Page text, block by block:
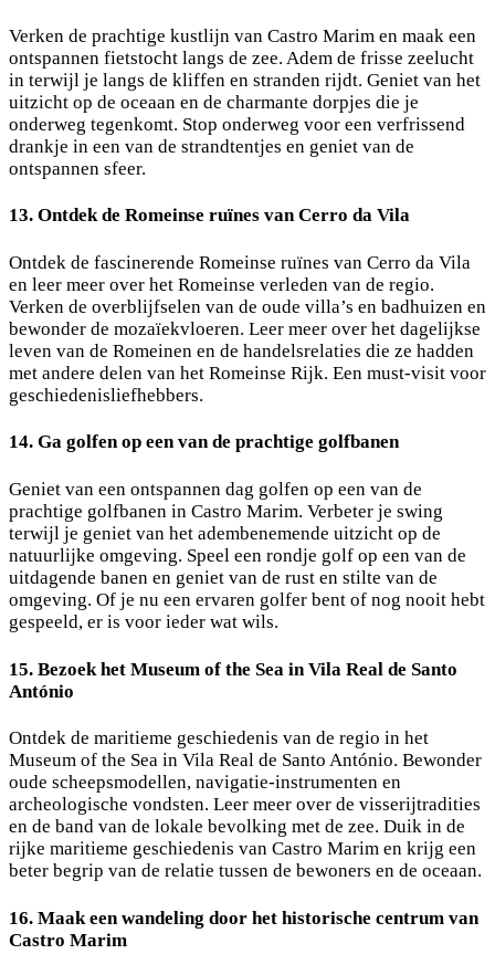
Verken de prachtige kustlijn van Castro Marim en maak een
ontspannen fietstocht langs de zee. Adem de frisse zeelucht
in terwijl je langs de kliffen en stranden rijdt. Geniet van het
uitzicht op de oceaan en de charmante dorpjes die je
onderweg tegenkomt. Stop onderweg voor een verfrissend
drankje in een van de strandtentjes en geniet van de
ontspannen sfeer.
13. Ontdek de Romeinse ruïnes van Cerro da Vila
Ontdek de fascinerende Romeinse ruïnes van Cerro da Vila
en leer meer over het Romeinse verleden van de regio.
Verken de overblijfselen van de oude villa’s en badhuizen en
bewonder de mozaïekvloeren. Leer meer over het dagelijkse
leven van de Romeinen en de handelsrelaties die ze hadden
met andere delen van het Romeinse Rijk. Een must-visit voor
geschiedenisliefhebbers.
14. Ga golfen op een van de prachtige golfbanen
Geniet van een ontspannen dag golfen op een van de
prachtige golfbanen in Castro Marim. Verbeter je swing
terwijl je geniet van het adembenemende uitzicht op de
natuurlijke omgeving. Speel een rondje golf op een van de
uitdagende banen en geniet van de rust en stilte van de
omgeving. Of je nu een ervaren golfer bent of nog nooit hebt
gespeeld, er is voor ieder wat wils.
15. Bezoek het Museum of the Sea in Vila Real de Santo
António
Ontdek de maritieme geschiedenis van de regio in het
Museum of the Sea in Vila Real de Santo António. Bewonder
oude scheepsmodellen, navigatie-instrumenten en
archeologische vondsten. Leer meer over de visserijtradities
en de band van de lokale bevolking met de zee. Duik in de
rijke maritieme geschiedenis van Castro Marim en krijg een
beter begrip van de relatie tussen de bewoners en de oceaan.
16. Maak een wandeling door het historische centrum van
Castro Marim